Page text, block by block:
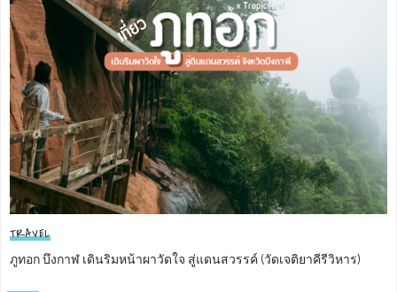
TRAVEL
ภูทอก บึงกาฬ เดินริมหน้าผาวัดใจ สู่แดนสวรรค์ (วัดเจติยาคีรีวิหาร)